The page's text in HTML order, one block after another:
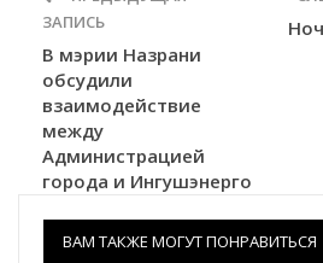
ЗАПИСЬ
В мэрии Назрани
обсудили
взаимодействие
между
Администрацией
города и Ингушэнерго
ВАМ ТАКЖЕ МОГУТ ПОНРАВИТЬСЯ